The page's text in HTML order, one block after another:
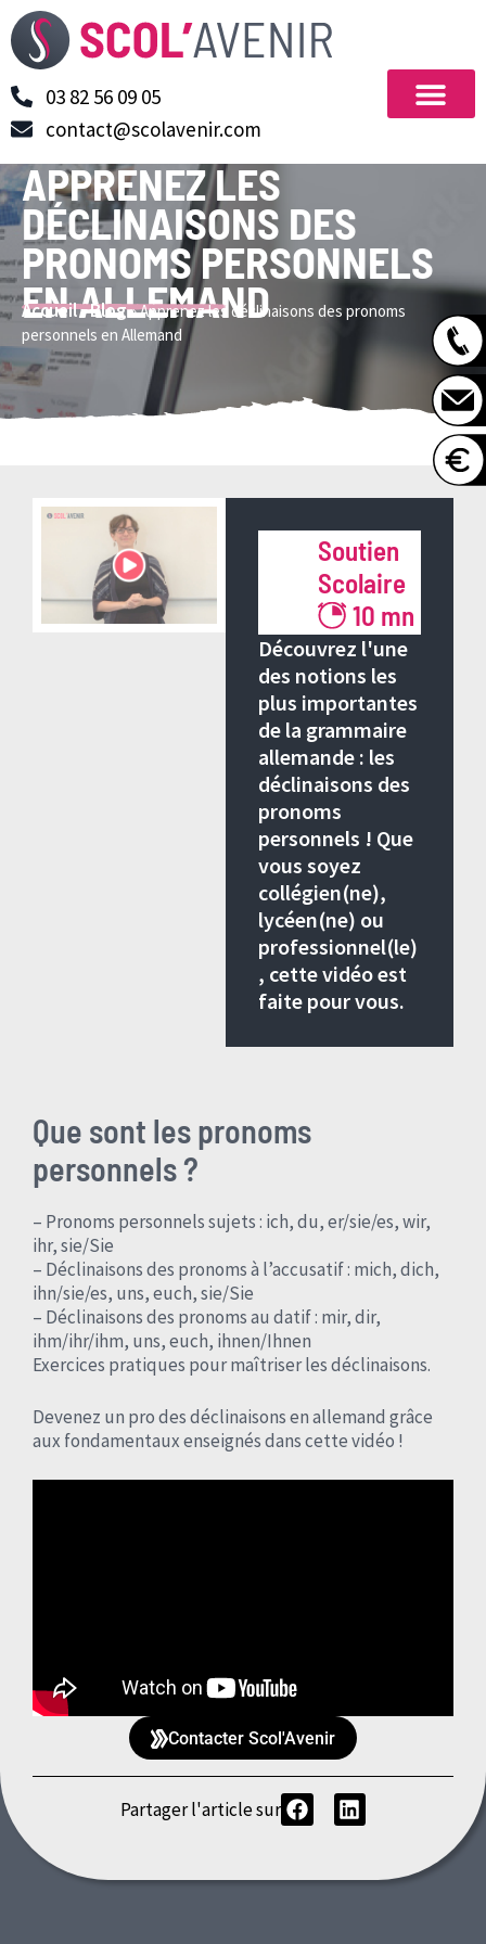
03 82 56 09 05
contact@scolavenir.com
APPRENEZ LES
DÉCLINAISONS DES
PRONOMS PERSONNELS
EN ALLEMAND
Accueil»Blog»Apprenez les déclinaisons des pronoms
personnels en Allemand
> Retour à tous les articles de blogSoutien
Scolaire
10 mn
Découvrez l'une
des notions les
plus importantes
de la grammaire
allemande : les
déclinaisons des
pronoms
personnels ! Que
vous soyez
collégien(ne),
lycéen(ne) ou
professionnel(le)
, cette vidéo est
faite pour vous.
Que sont les pronoms
personnels ?
– Pronoms personnels sujets : ich, du, er/sie/es, wir,
ihr, sie/Sie
– Déclinaisons des pronoms à l’accusatif : mich, dich,
ihn/sie/es, uns, euch, sie/Sie
– Déclinaisons des pronoms au datif : mir, dir,
ihm/ihr/ihm, uns, euch, ihnen/Ihnen
Exercices pratiques pour maîtriser les déclinaisons.
Devenez un pro des déclinaisons en allemand grâce
aux fondamentaux enseignés dans cette vidéo !
Contacter Scol'Avenir
Partager l'article sur